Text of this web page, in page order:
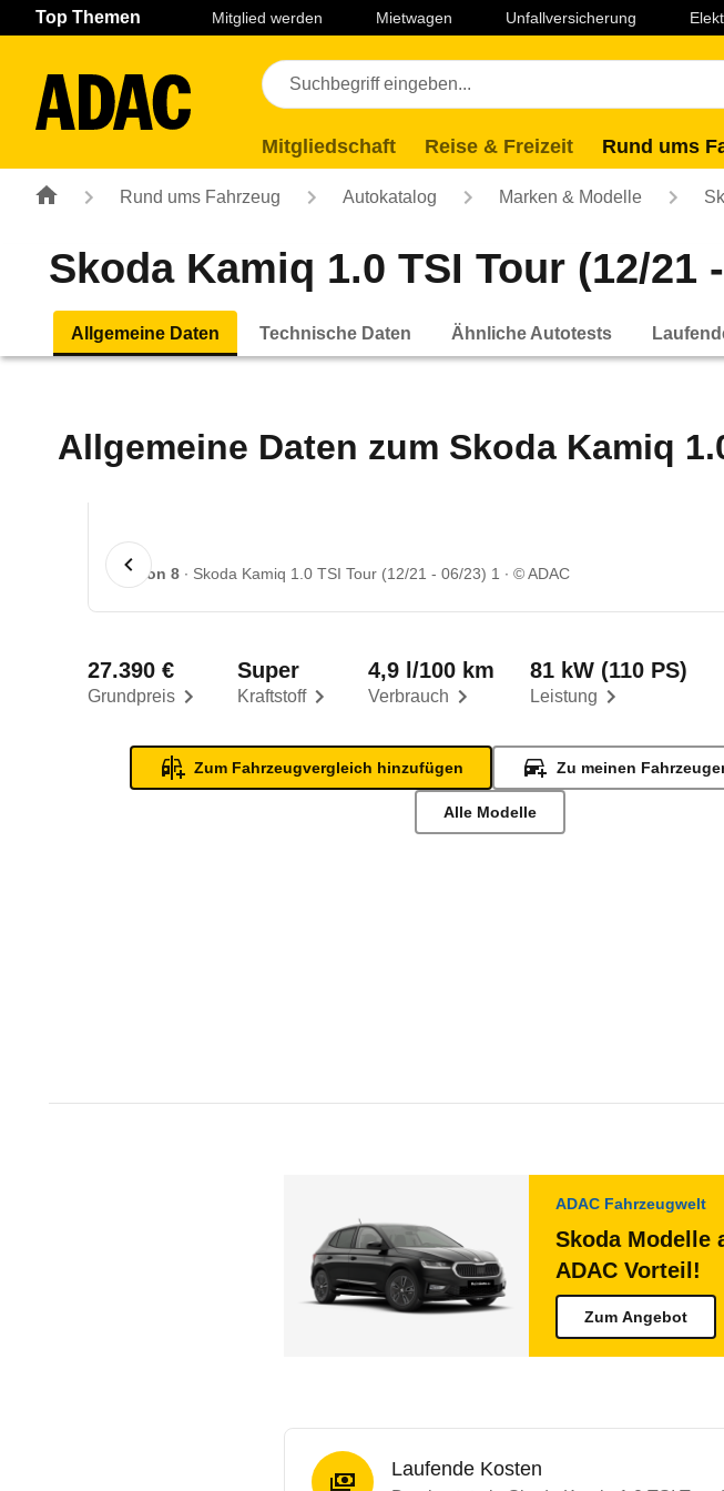
Navigation Seiteninhalt Fußzeile
Top Themen Mitglied werden Mietwagen Unfallversicherung
Mitgliedschaft Reise & Freizeit Rund ums
Rund ums Fahrzeug Autokatalog Marken & Modelle
Skoda Kamiq 1.0 TSI Tour (12/21
Allgemeine Daten Technische Daten Ähnliche Autotests
Allgemeine Daten zum Skoda Kamiq
1 von 8 Skoda Kamiq 1.0 TSI Tour (12/21 - 06/23) 1 © ADAC
Grundpreis
27.390 €
Kraftstoff
Super
Verbrauch
4,9 l/100 km
Leistung
81 kW (110 PS)
Zum Fahrzeugvergleich hinzufügen Zu meinen
Alle Modelle
ADAC Fahrzeugwelt
Skoda Modelle
ADAC Vorteil!
Zum Angebot
Laufende Kosten